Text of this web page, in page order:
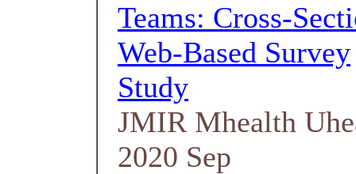
Teams: Cross-
Web-Based Survey
Study
JMIR Mhealth
2020 Sep